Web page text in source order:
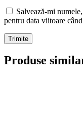
Salvează-mi
pentru data viitoare
Produse